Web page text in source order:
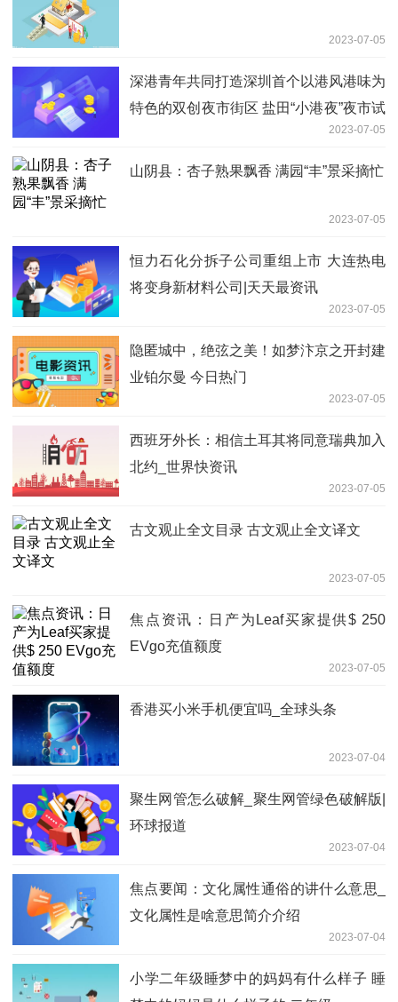
2023-07-05
深港青年共同打造深圳首个以港风港味为
特色的双创夜市街区 盐田“小港夜”夜市试
2023-07-05
山阴县：杏子熟果飘香 满园“丰”景采摘忙
2023-07-05
恒力石化分拆子公司重组上市 大连热电
将变身新材料公司|天天最资讯
2023-07-05
隐匿城中，绝弦之美！如梦汴京之开封建
业铂尔曼 今日热门
2023-07-05
西班牙外长：相信土耳其将同意瑞典加入
北约_世界快资讯
2023-07-05
古文观止全文目录 古文观止全文译文
2023-07-05
焦点资讯：日产为Leaf买家提供$ 250
EVgo充值额度
2023-07-05
香港买小米手机便宜吗_全球头条
2023-07-04
聚生网管怎么破解_聚生网管绿色破解版|
环球报道
2023-07-04
焦点要闻：文化属性通俗的讲什么意思_
文化属性是啥意思简介介绍
2023-07-04
小学二年级睡梦中的妈妈有什么样子 睡